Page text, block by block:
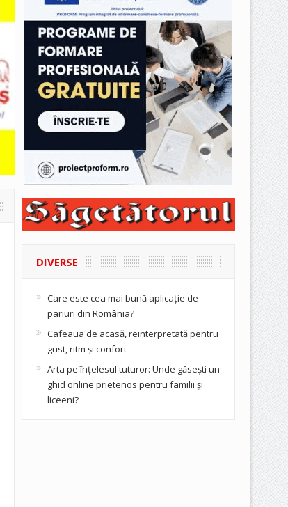
DIVERSE
Care este cea mai bună aplicație de
pariuri din România?
Cafeaua de acasă, reinterpretată pentru
gust, ritm și confort
Arta pe înțelesul tuturor: Unde găsești un
ghid online prietenos pentru familii și
liceeni?